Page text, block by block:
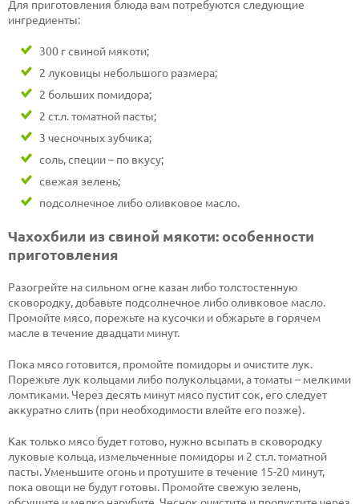
Для приготовления блюда вам потребуются следующие
ингредиенты:
300 г свиной мякоти;
2 луковицы небольшого размера;
2 больших помидора;
2 ст.л. томатной пасты;
3 чесночных зубчика;
соль, специи – по вкусу;
свежая зелень;
подсолнечное либо оливковое масло.
Чахохбили из свиной мякоти: особенности
приготовления
Разогрейте на сильном огне казан либо толстостенную
сковородку, добавьте подсолнечное либо оливковое масло.
Промойте мясо, порежьте на кусочки и обжарьте в горячем
масле в течение двадцати минут.
Пока мясо готовится, промойте помидоры и очистите лук.
Порежьте лук кольцами либо полукольцами, а томаты – мелкими
ломтиками. Через десять минут мясо пустит сок, его следует
аккуратно слить (при необходимости влейте его позже).
Как только мясо будет готово, нужно всыпать в сковородку
луковые кольца, измельченные помидоры и 2 ст.л. томатной
пасты. Уменьшите огонь и протушите в течение 15-20 минут,
пока овощи не будут готовы. Промойте свежую зелень,